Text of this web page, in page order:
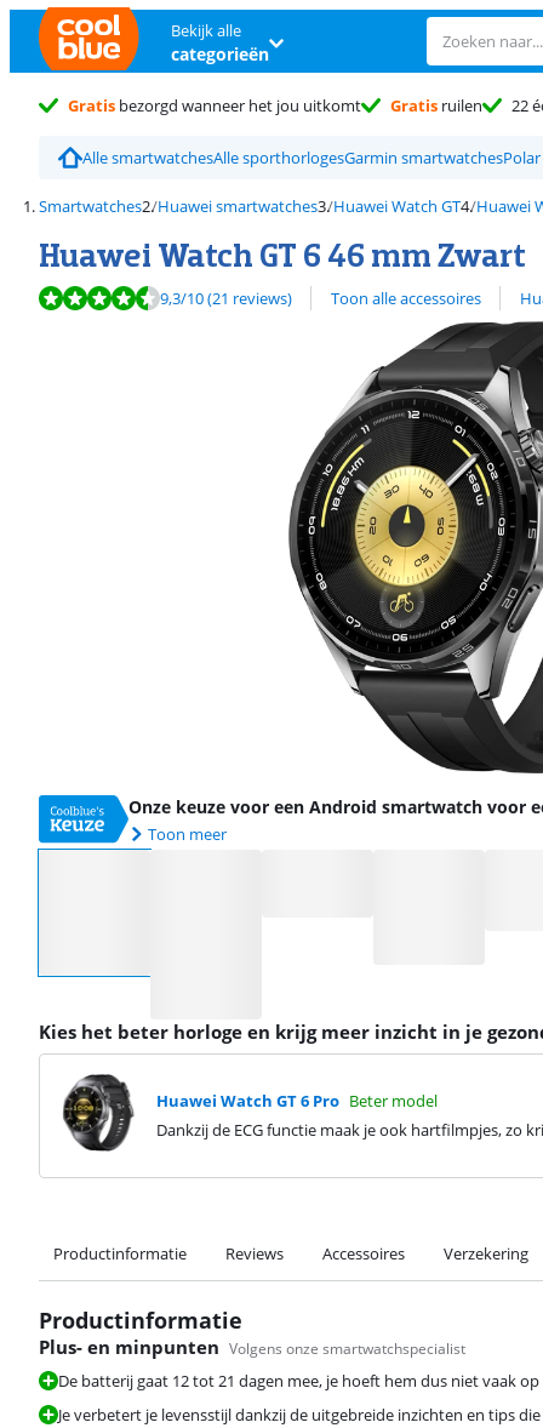
Bekijk alle
categorieën
Gratis bezorgd wanneer het jou uitkomt Gratis ruilen 22
Alle smartwatchesAlle sporthorlogesGarmin smartwatches
Smartwatches Huawei smartwatches Huawei Watch GT Huawei
Huawei Watch GT 6 46 mm Zwart
Beoordeling is 9,3 van de 10, gebaseerd op 21 reviews.
9,3/10(21 reviews) Toon alle accessoires
Bekijk alle
Onze keuze voor een Android smartwatch voor
Toon meer
Kies het beter horloge en krijg meer inzicht in je
Huawei Watch GT 6 Pro Beter model
Dankzij de ECG functie maak je ook hartfilmpjes, zo
Productinformatie Reviews Accessoires Verzekering
Productinformatie
Plus- en minpunten Volgens onze smartwatchspecialist
De batterij gaat 12 tot 21 dagen mee, je hoeft hem dus niet vaak
Je verbetert je levensstijl dankzij de uitgebreide inzichten en tips